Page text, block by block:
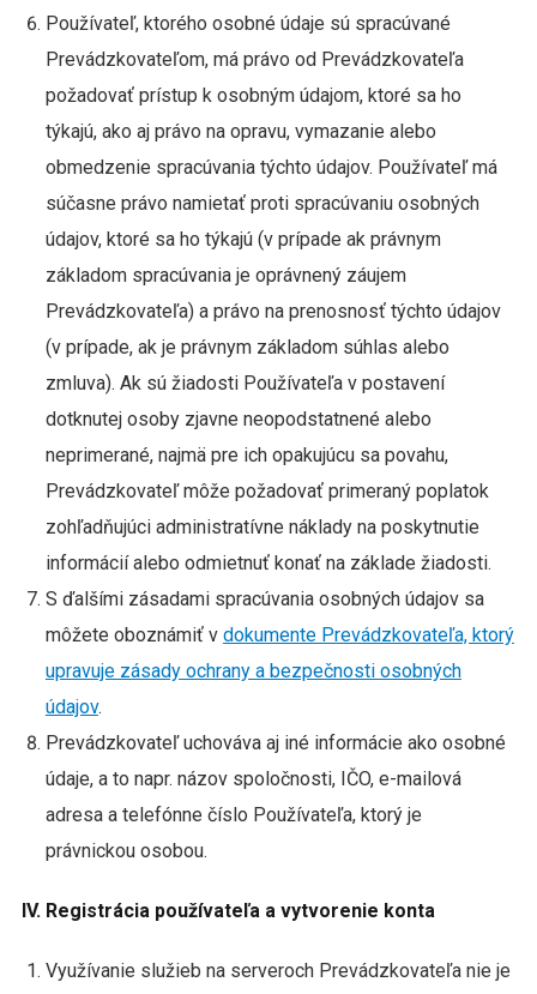
Používateľ, ktorého osobné údaje sú spracúvané
Prevádzkovateľom, má právo od Prevádzkovateľa
požadovať prístup k osobným údajom, ktoré sa ho
týkajú, ako aj právo na opravu, vymazanie alebo
obmedzenie spracúvania týchto údajov. Používateľ má
súčasne právo namietať proti spracúvaniu osobných
údajov, ktoré sa ho týkajú (v prípade ak právnym
základom spracúvania je oprávnený záujem
Prevádzkovateľa) a právo na prenosnosť týchto údajov
(v prípade, ak je právnym základom súhlas alebo
zmluva). Ak sú žiadosti Používateľa v postavení
dotknutej osoby zjavne neopodstatnené alebo
neprimerané, najmä pre ich opakujúcu sa povahu,
Prevádzkovateľ môže požadovať primeraný poplatok
zohľadňujúci administratívne náklady na poskytnutie
informácií alebo odmietnuť konať na základe žiadosti.
S ďalšími zásadami spracúvania osobných údajov sa
môžete oboznámiť v dokumente Prevádzkovateľa, ktorý
upravuje zásady ochrany a bezpečnosti osobných
údajov.
Prevádzkovateľ uchováva aj iné informácie ako osobné
údaje, a to napr. názov spoločnosti, IČO, e-mailová
adresa a telefónne číslo Používateľa, ktorý je
právnickou osobou.
IV. Registrácia používateľa a vytvorenie konta
Využívanie služieb na serveroch Prevádzkovateľa nie je